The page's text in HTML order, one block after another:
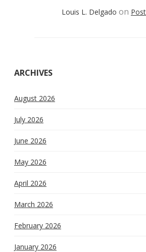
Louis L. Delgado on
ARCHIVES
August 2026
July 2026
June 2026
May 2026
April 2026
March 2026
February 2026
January 2026